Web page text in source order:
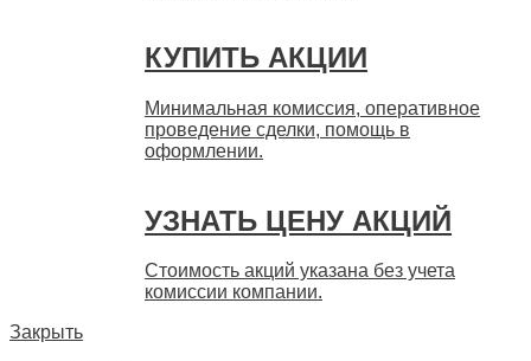
КУПИТЬ АКЦИИ
Минимальная комиссия, оперативное
проведение сделки, помощь в
оформлении.
УЗНАТЬ ЦЕНУ АКЦИЙ
Стоимость акций указана без учета
комиссии компании.
Закрыть